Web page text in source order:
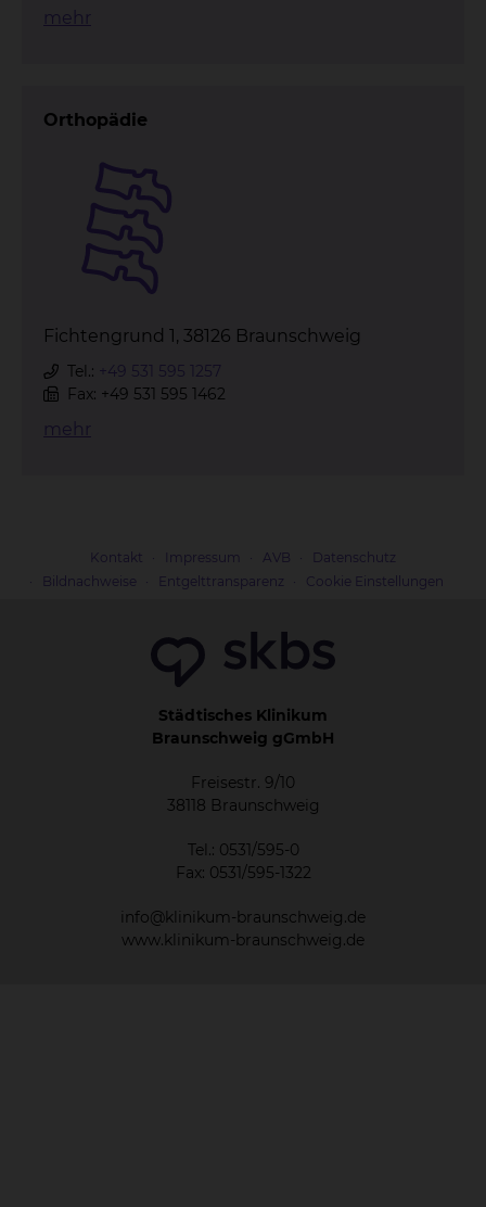
mehr
Orthopädie
Fichtengrund 1, 38126 Braunschweig
Tel.: +49 531 595 1257
Fax: +49 531 595 1462
mehr
Kontakt Impressum AVB
Datenschutz
Bildnachweise
Entgelttransparenz Cookie Einstellungen
Städtisches Klinikum
Braunschweig gGmbH
Freisestr. 9/10
38118 Braunschweig
Tel.: 0531/595-0
Fax: 0531/595-1322
info@klinikum-braunschweig.de
www.klinikum-braunschweig.de